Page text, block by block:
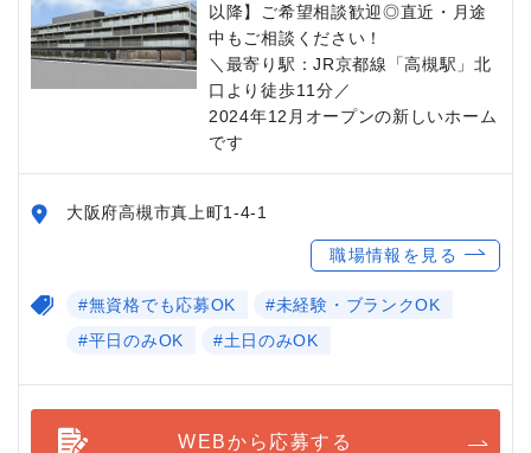
以降】ご希望相談歓迎◎直近・月途
中もご相談ください！
＼最寄り駅：JR京都線「高槻駅」北
口より徒歩11分／
2024年12月オープンの新しいホーム
です
大阪府高槻市真上町1-4-1
職場情報を見る
#無資格でも応募OK
#未経験・ブランクOK
#平日のみOK
#土日のみOK
WEBから応募する